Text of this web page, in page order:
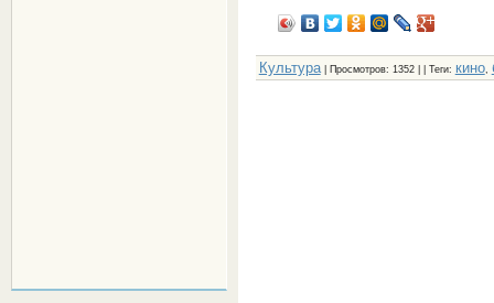
Культура| Просмотров: 1352 | | Теги: кино,